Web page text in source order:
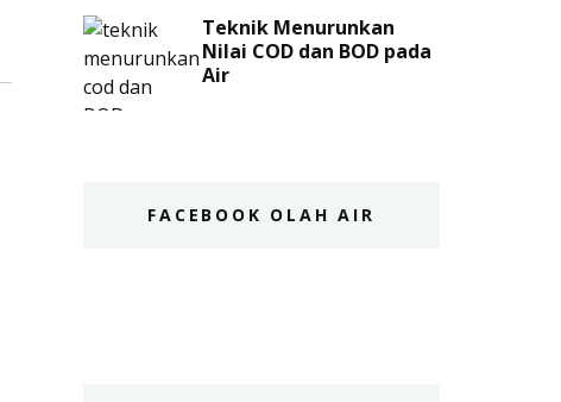
Teknik Menurunkan
Nilai COD dan BOD pada
Air
FACEBOOK OLAH AIR